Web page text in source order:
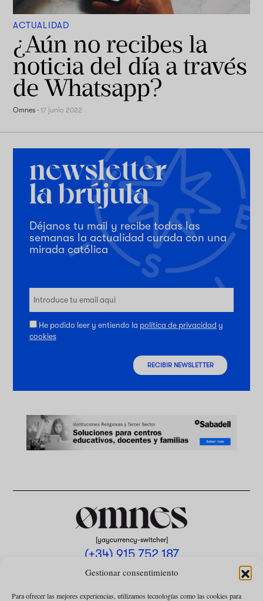
Gestionar consentimiento
Para ofrecer las mejores experiencias, utilizamos tecnologías como las cookies para
ACTUALIDAD
¿Aún no recibes la
noticia del día a través
de Whatsapp?
Omnes ·17 junio 2022
Déjanos tu mail y recibe todas las
semanas la actualidad curada con una
mirada católica
He podido leer y entiendo la política de privacidad y
cookies
RECIBIR NEWSLETTER
[yaycurrency-switcher]
(+34) 915 752 187
omnes@omnesmag.com